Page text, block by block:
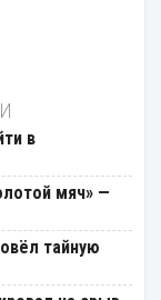
в
мяч» —
тайную